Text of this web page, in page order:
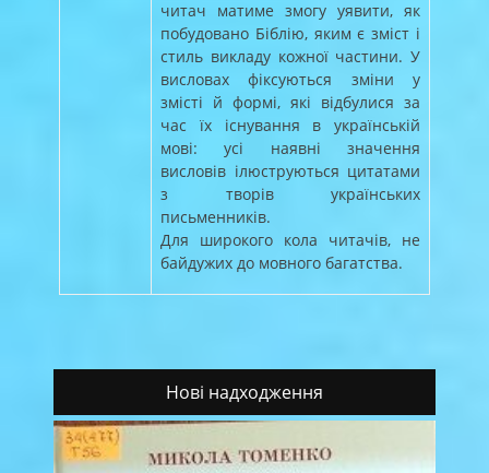
читач матиме змогу уявити, як
побудовано Біблію, яким є зміст і
стиль викладу кожної частини. У
висловах фіксуються зміни у
змісті й формі, які відбулися за
час їх існування в українській
мові: усі наявні значення
висловів ілюструються цитатами
з творів українських
письменників.
Для широкого кола читачів, не
байдужих до мовного багатства.
Нові надходження